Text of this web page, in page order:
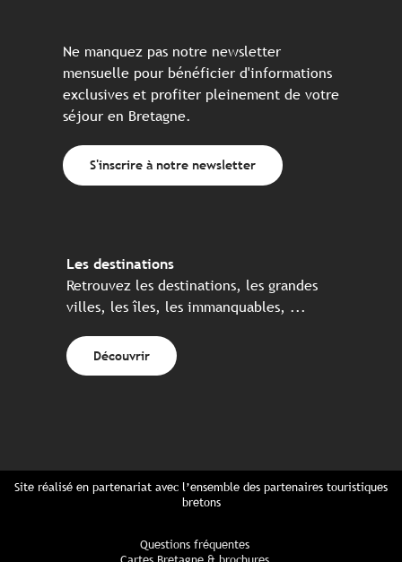
Ne manquez pas notre newsletter
mensuelle pour bénéficier d'informations
exclusives et profiter pleinement de votre
séjour en Bretagne.
S'inscrire à notre newsletter
Les destinations
Retrouvez les destinations, les grandes
villes, les îles, les immanquables, ...
Découvrir
Site réalisé en partenariat avec l’ensemble des partenaires touristiques
bretons
Questions fréquentes